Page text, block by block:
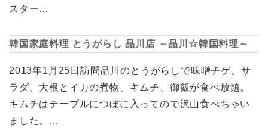
スター…
韓国家庭料理 とうがらし 品川店 ～品川☆韓国料理～
2013年1月25日訪問品川のとうがらしで味噌チゲ。サ
ラダ、大根とイカの煮物、キムチ、御飯が食べ放題。
キムチはテーブルにつぼに入ってので沢山食べちゃい
ました。…